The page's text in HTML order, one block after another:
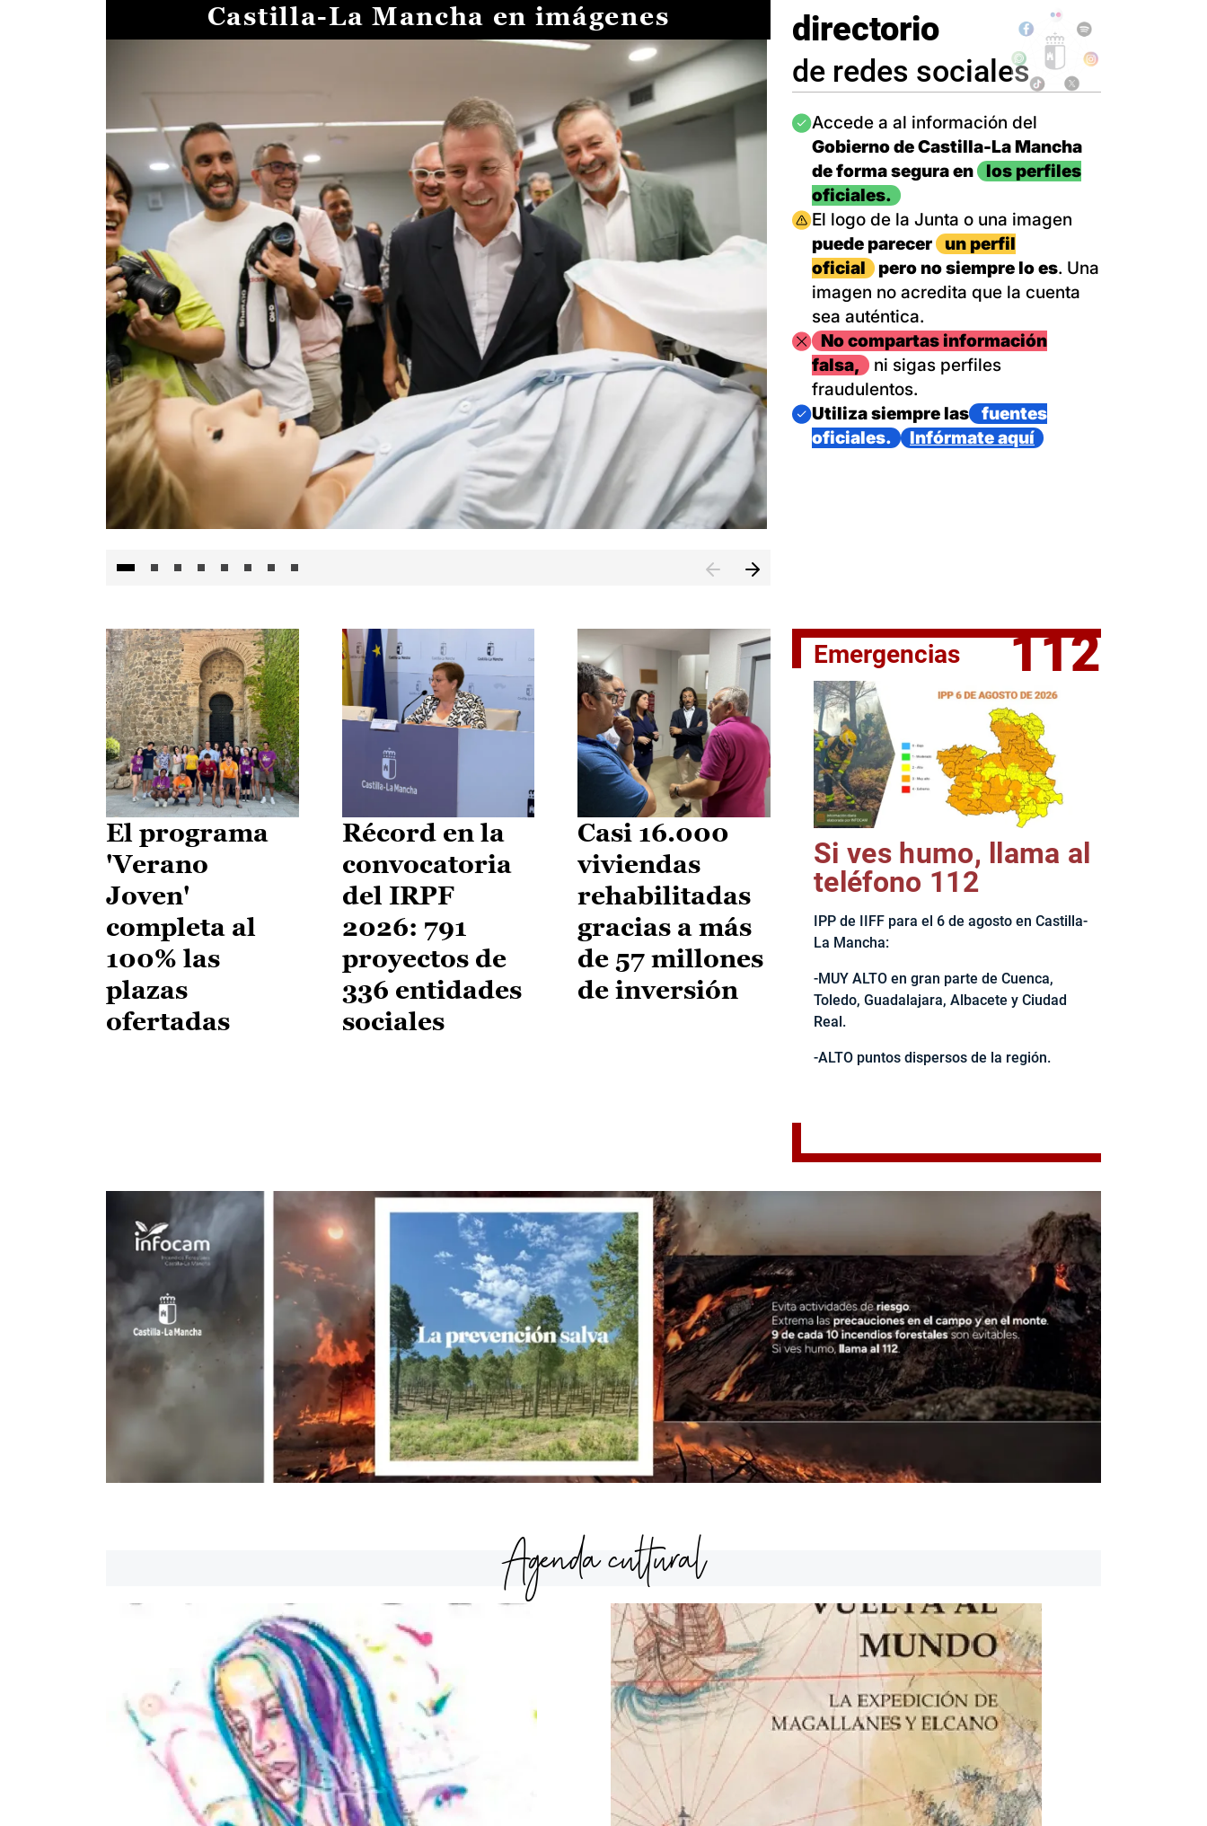
Castilla-La Mancha en imágenes
El jefe del Ejecutivo castellanomanchego, Emiliano García-
directorio
de redes sociales
Imagen
Accede a al información del
Gobierno de Castilla-La Mancha
de forma segura en
los perfiles
oficiales.
Imagen
El logo de la Junta o una imagen
puede parecer
un perfil
oficial
pero no siempre lo es. Una
imagen no acredita que la cuenta
sea auténtica.
ImagenNo compartas información
falsa,
ni sigas perfiles
fraudulentos.
Imagen
Utiliza siempre las
fuentes
oficiales.
Infórmate aquí
El programa
'Verano
Joven'
completa al
100% las
plazas
ofertadas
Récord en la
convocatoria
del IRPF
2026: 791
proyectos de
336 entidades
sociales
Casi 16.000
viviendas
rehabilitadas
gracias a más
de 57 millones
de inversión
Emergencias 112
Si ves humo, llama al
teléfono 112
IPP de IIFF para el 6 de agosto en Castilla-
La Mancha:
-MUY ALTO en gran parte de Cuenca,
Toledo, Guadalajara, Albacete y Ciudad
Real.
-ALTO puntos dispersos de la región.
Agenda cultural